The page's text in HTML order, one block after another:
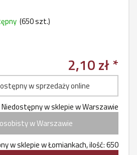
(650szt.)
2,10 zł *
w sprzedaży online
Niedostępny w sklepie w Warszawie
w Warszawie
w sklepie w Łomiankach, ilość: 650